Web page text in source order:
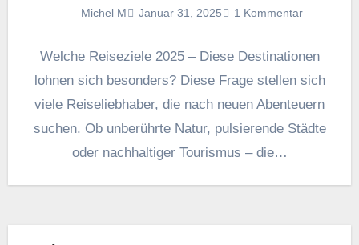
Michel M Januar 31, 2025 1 Kommentar
Welche Reiseziele 2025 – Diese Destinationen
lohnen sich besonders? Diese Frage stellen sich
viele Reiseliebhaber, die nach neuen Abenteuern
suchen. Ob unberührte Natur, pulsierende Städte
oder nachhaltiger Tourismus – die…